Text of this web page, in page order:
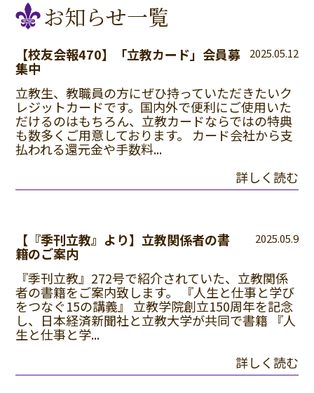
お知らせ一覧
【校友会報470】「立教カード」会員募
集中
2025.05.12
立教生、教職員の方にぜひ持っていただきたいク
レジットカードです。国内外で便利にご使用いた
だけるのはもちろん、立教カードならではの特典
も数多くご用意しております。 カード会社から支
払われる還元金や手数料...
詳しく読む
【『季刊立教』より】立教関係者の書
籍のご案内
2025.05.9
『季刊立教』272号で紹介されていた、立教関係
者の書籍をご案内致します。 『人生と仕事と学び
をつなぐ15の講義』 立教学院創立150周年を記念
し、日本経済新聞社と立教大学が共同で書籍 『人
生と仕事と学...
詳しく読む